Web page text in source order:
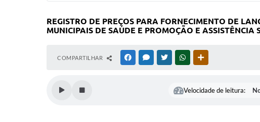
REGISTRO DE PREÇOS PARA FORNECIMENTO DE
MUNICIPAIS DE SAÚDE E PROMOÇÃO E ASSISTÊNCIA
COMPARTILHAR FACEBOOKMESSENGER
TWITTERWHATSAPP
Velocidade de leitura: